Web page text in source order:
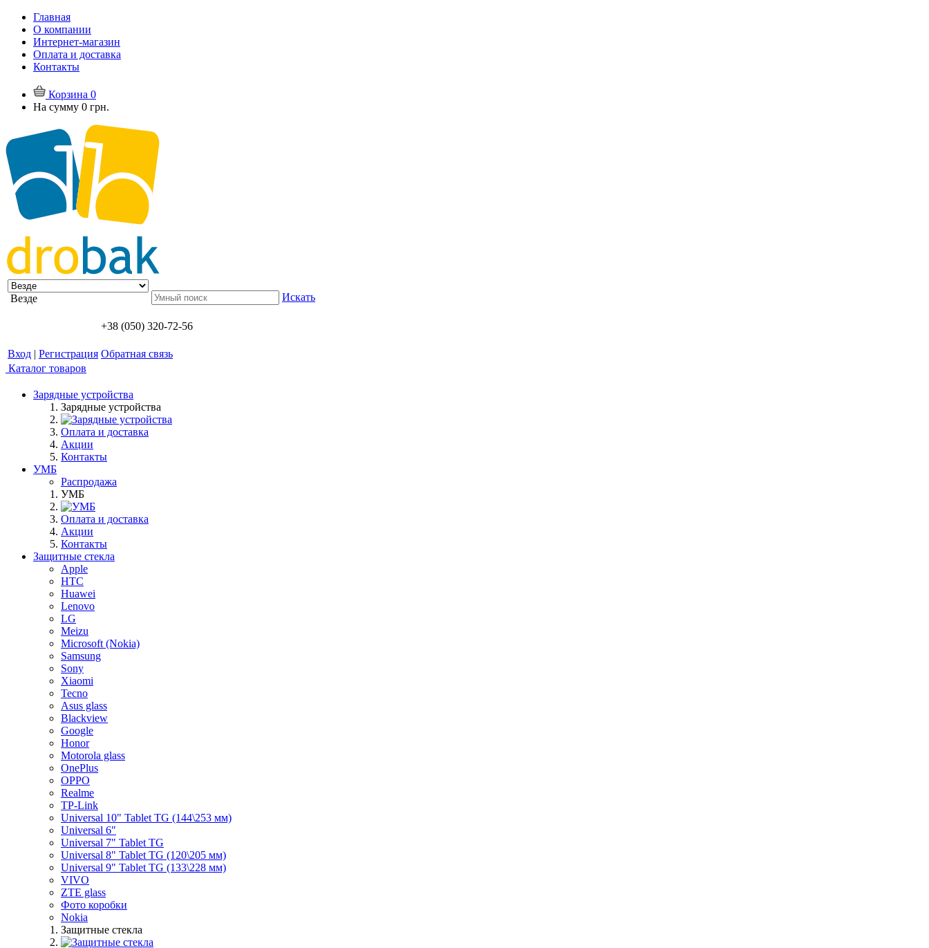
Главная
О компании
Интернет-магазин
Оплата и доставка
Контакты
Корзина 0
На сумму 0 грн.
Везде Искать
+38 (050) 320-72-56
Вход | Регистрация Обратная связь
Каталог товаров
Зарядные устройства
Зарядные устройства
Оплата и доставка
Акции
Контакты
УМБ
Распродажа
УМБ
Оплата и доставка
Акции
Контакты
Защитные стекла
Apple
HTC
Huawei
Lenovo
LG
Meizu
Microsoft (Nokia)
Samsung
Sony
Xiaomi
Tecno
Asus glass
Blackview
Google
Honor
Motorola glass
OnePlus
OPPO
Realme
TP-Link
Universal 10" Tablet TG (144\253 мм)
Universal 6"
Universal 7" Tablet TG
Universal 8" Tablet TG (120\205 мм)
Universal 9" Tablet TG (133\228 мм)
VIVO
ZTE glass
Фото коробки
Nokia
Защитные стекла